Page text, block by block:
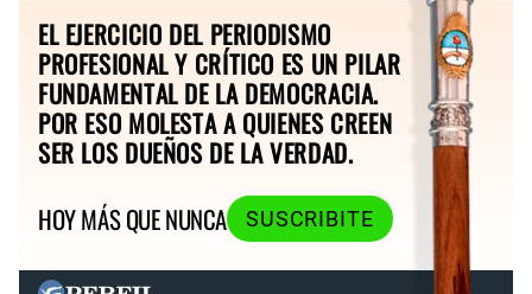
EL EJERCICIO DEL PERIODISMO
PROFESIONAL Y CRÍTICO ES UN PILAR
FUNDAMENTAL DE LA DEMOCRACIA.
POR ESO MOLESTA A QUIENES CREEN
SER LOS DUEÑOS DE LA VERDAD.
HOY MÁS QUE NUNCA
SUSCRIBITE